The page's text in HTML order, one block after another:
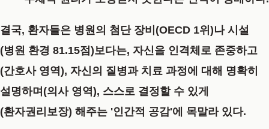
결국, 환자들은 병원의 첨단 장비(OECD 1위)나 시설
(병원 환경 81.15점)보다는, 자신을 인격체로 존중하고
(간호사 영역), 자신의 질병과 치료 과정에 대해 명확히
설명하며(의사 영역), 스스로 결정할 수 있게
(환자권리보장) 해주는 '인간적 공감'에 목말라 있다.